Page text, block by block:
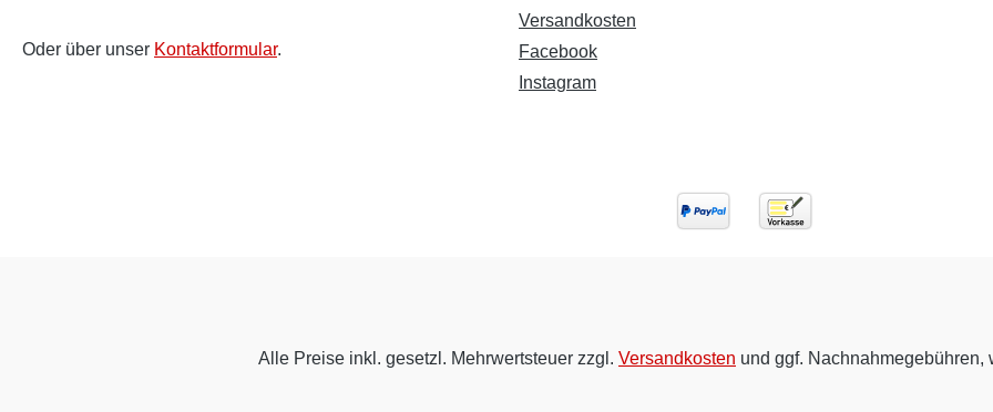
Oder über unser Kontaktformular.
Versandkosten
Facebook
Instagram
Alle Preise inkl. gesetzl. Mehrwertsteuer zzgl. Versandkosten und ggf.